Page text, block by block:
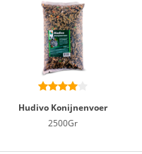
Hudivo Konijnenvoer
2500Gr